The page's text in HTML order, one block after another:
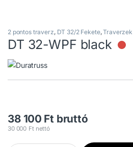
2 pontos traverz, DT 32/2 Fekete,Traverzek
DT 32-WPF black
38 100 Ft bruttó
30 000 Ft nettó